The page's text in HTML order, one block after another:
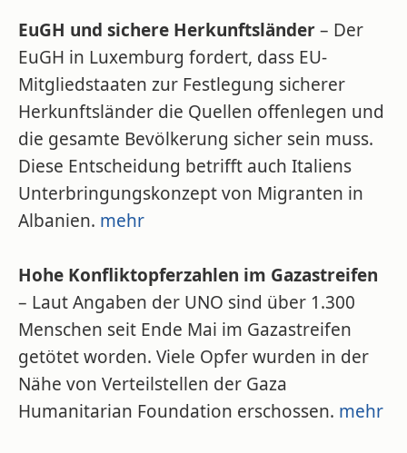
EuGH und sichere Herkunftsländer– Der
EuGH in Luxemburg fordert, dass EU-
Mitgliedstaaten zur Festlegung sicherer
Herkunftsländer die Quellen offenlegen und
die gesamte Bevölkerung sicher sein muss.
Diese Entscheidung betrifft auch Italiens
Unterbringungskonzept von Migranten in
Albanien. mehr
Hohe Konfliktopferzahlen im Gazastreifen
– Laut Angaben der UNO sind über 1.300
Menschen seit Ende Mai im Gazastreifen
getötet worden. Viele Opfer wurden in der
Nähe von Verteilstellen der Gaza
Humanitarian Foundation erschossen. mehr